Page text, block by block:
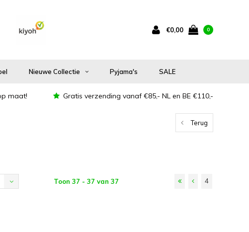
€0,00 0
Nieuwe Collectie Pyjama's SALE
maat! Gratis verzending vanaf €85,- NL en BE €110,-
Terug
Toon 37 - 37 van 37 4